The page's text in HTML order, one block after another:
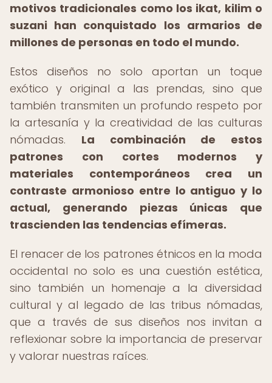
motivos tradicionales como los ikat, kilim o
suzani han conquistado los armarios de
millones de personas en todo el mundo.
Estos diseños no solo aportan un toque
exótico y original a las prendas, sino que
también transmiten un profundo respeto por
la artesanía y la creatividad de las culturas
nómadas. La combinación de estos
patrones con cortes modernos y
materiales contemporáneos crea un
contraste armonioso entre lo antiguo y lo
actual, generando piezas únicas que
trascienden las tendencias efímeras.
El renacer de los patrones étnicos en la moda
occidental no solo es una cuestión estética,
sino también un homenaje a la diversidad
cultural y al legado de las tribus nómadas,
que a través de sus diseños nos invitan a
reflexionar sobre la importancia de preservar
y valorar nuestras raíces.